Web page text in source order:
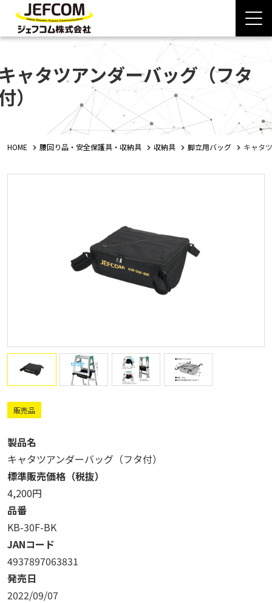
ャタツアンダーバッグ（フタ
）
HOME 腰回り品・安全保護具・収納具 収納具 脚立用バッグ キャタ
販売品
製品名
キャタツアンダーバッグ（フタ付）
標準販売価格（税抜）
4,200円
品番
KB-30F-BK
JANコード
4937897063831
発売日
2022/09/07